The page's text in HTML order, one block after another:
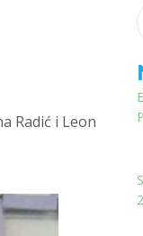
Radić i Leon